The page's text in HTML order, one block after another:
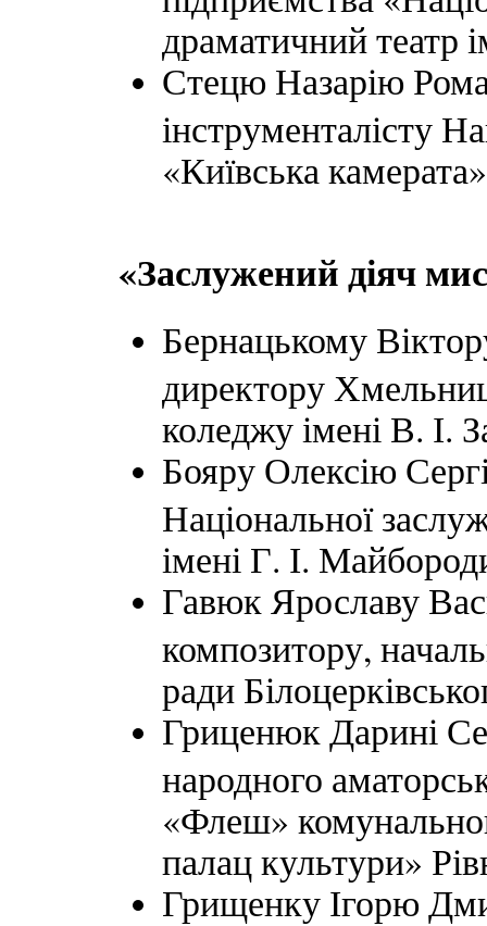
драматичний театр
Стецю Назарію
інструменталісту
«Київська камерата»
«Заслужений діяч
Бернацькому
директору
коледжу імені В. І.
Бояру Олексію
Національної
імені Г. І.
Гавюк Ярославу
композитору,
ради
Гриценюк Дарині
народного
«Флеш»
палац культури»
Грищенку Ігорю